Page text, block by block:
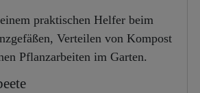
praktischen Helfer beim
Verteilen von Kompost
Pflanzarbeiten im Garten.